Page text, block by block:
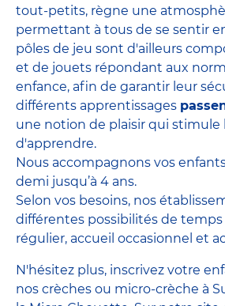
tout-petits, règne une
permettant à tous de se sentir
pôles de jeu sont d'ailleurs
et de jouets répondant aux
enfance, afin de garantir leur
différents apprentissages
une notion de plaisir qui stimule
d'apprendre.
Nous accompagnons vos
demi jusqu’à 4 ans.
Selon vos besoins, nos
différentes possibilités de temps
régulier, accueil occasionnel et
N'hésitez plus, inscrivez votre
nos crèches ou micro-crèche à